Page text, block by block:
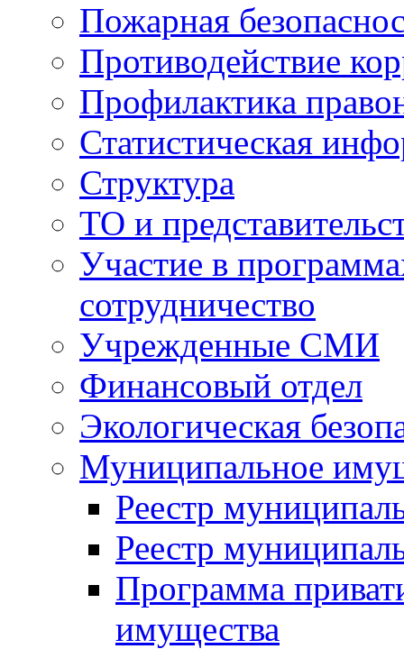
Пожарная
Противодействие
Профилактика
Статистическая
Структура
ТО и
Участие в
сотрудничество
Учрежденные СМИ
Финансовый отдел
Экологическая
Муниципальное
Реестр
Реестр
Программа
имущества